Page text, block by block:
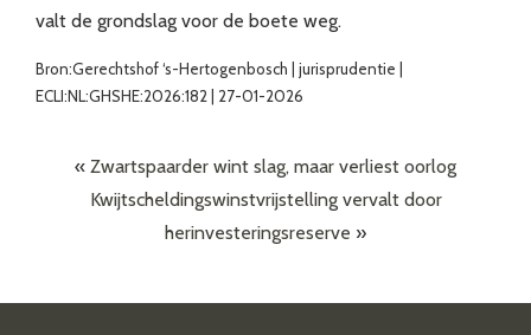
valt de grondslag voor de boete weg.
Bron:Gerechtshof ‘s-Hertogenbosch | jurisprudentie |
ECLI:NL:GHSHE:2026:182 | 27-01-2026
« Zwartspaarder wint slag, maar verliest oorlog
Kwijtscheldingswinstvrijstelling vervalt door
herinvesteringsreserve »